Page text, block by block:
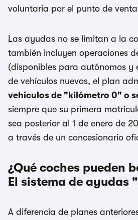
voluntaria por el punto de
Las ayudas no se limitan a la
también incluyen operaciones
(disponibles para autónomos y
de vehículos nuevos, el plan
vehículos de "kilómetro 0" o
siempre que su primera
sea posterior al 1 de enero de
a través de un concesionario
¿Qué coches pueden
El sistema de ayudas
A diferencia de planes